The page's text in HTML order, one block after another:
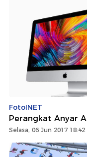
FotoINET
Perangkat Anyar
Selasa, 06 Jun 2017 18:42